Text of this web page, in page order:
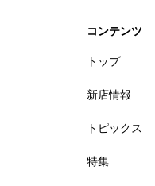
コンテンツ
トップ
新店情報
トピックス
特集